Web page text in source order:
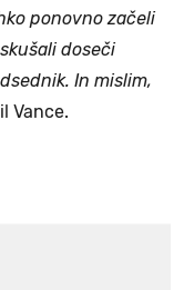
ponovno začeli
doseči
In mislim,
Vance.